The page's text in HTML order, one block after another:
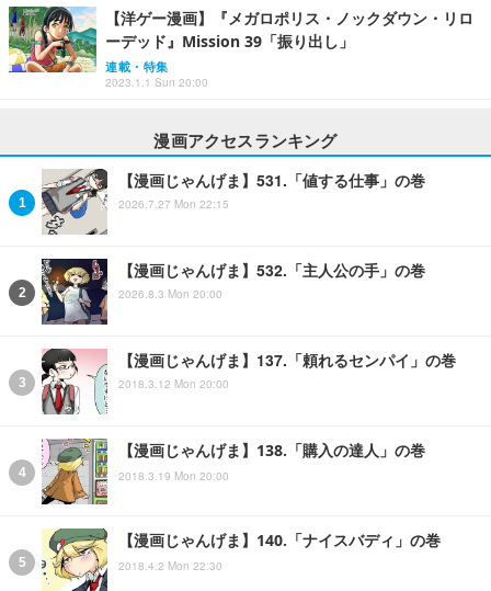
【洋ゲー漫画】『メガロポリス・ノックダウン・リロ
ーデッド』Mission 39「振り出し」
連載・特集
2023.1.1 Sun 20:00
漫画アクセスランキング
【漫画じゃんげま】531.「値する仕事」の巻
2026.7.27 Mon 22:15
【漫画じゃんげま】532.「主人公の手」の巻
2026.8.3 Mon 20:00
【漫画じゃんげま】137.「頼れるセンパイ」の巻
2018.3.12 Mon 20:00
【漫画じゃんげま】138.「購入の達人」の巻
2018.3.19 Mon 20:00
【漫画じゃんげま】140.「ナイスバディ」の巻
2018.4.2 Mon 22:30